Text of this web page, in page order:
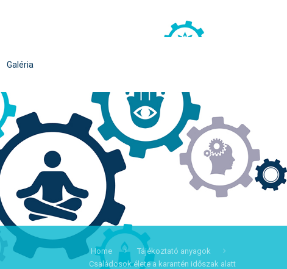
Galéria
Home
Tájékoztató anyagok
Családosok élete a karantén időszak alatt